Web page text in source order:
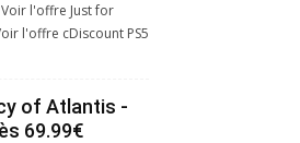
l'offre Just for
l'offre cDiscount PS5
of Atlantis -
69.99€